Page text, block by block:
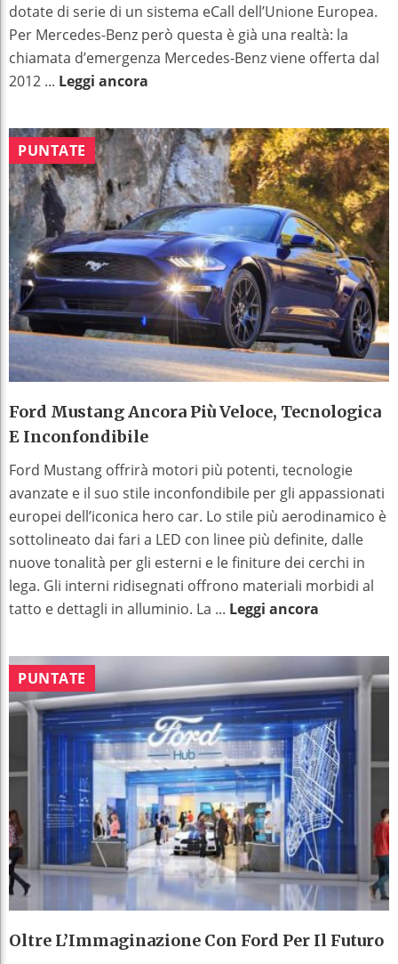
dotate di serie di un sistema eCall dell’Unione Europea.
Per Mercedes-Benz però questa è già una realtà: la
chiamata d’emergenza Mercedes-Benz viene offerta dal
2012 ... Leggi ancora
PUNTATE
Ford Mustang Ancora Più Veloce, Tecnologica
E Inconfondibile
Ford Mustang offrirà motori più potenti, tecnologie
avanzate e il suo stile inconfondibile per gli appassionati
europei dell’iconica hero car. Lo stile più aerodinamico è
sottolineato dai fari a LED con linee più definite, dalle
nuove tonalità per gli esterni e le finiture dei cerchi in
lega. Gli interni ridisegnati offrono materiali morbidi al
tatto e dettagli in alluminio. La ... Leggi ancora
PUNTATE
Oltre L’Immaginazione Con Ford Per Il Futuro